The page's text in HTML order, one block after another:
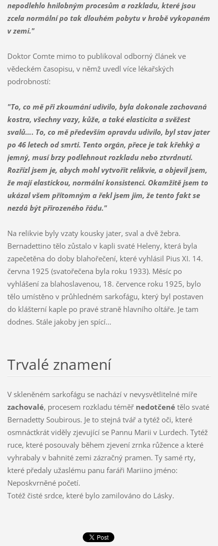
nepodlehlo hnilobným procesům a rozkladu, které jsou
zcela normální po tak dlouhém pobytu v hrobě vykopaném
v zemi."
Doktor Comte mimo to publikoval odborný článek ve
vědeckém časopisu, v němž uvedl více lékařských
podrobností:
"To, co mě při zkoumání udivilo, byla dokonale zachovaná
kostra, všechny vazy, kůže, a také elasticita a svěžest
svalů…. To, co mě především opravdu udivilo, byl stav jater
po 46 letech od smrti. Tento orgán, přece je tak křehký a
jemný, musí brzy podlehnout rozkladu nebo ztvrdnutí.
Rozřízl jsem je, abych mohl vytvořit relikvie, a objevil jsem,
že mají elastickou, normální konsistenci. Okamžitě jsem to
ukázal všem přítomným a řekl jsem jim, že tento fakt se
nezdá být přirozeného řádu."
Na relikvie byly vzaty kousky jater, sval a dvě žebra.
Bernadettino tělo zůstalo v kapli svaté Heleny, která byla
zapečetěna do doby blahořečení, které vyhlásil Pius XI. 14.
června 1925 (svatořečena byla roku 1933). Měsíc po
vyhlášení za blahoslavenou, 18. července roku 1925, bylo
tělo umístěno v průhledném sarkofágu, který byl postaven
do klášterní kaple po pravé straně hlavního oltáře. Je tam
dodnes. Stále jakoby jen spící…
Trvalé znamení
V skleněném sarkofágu se nachází v nevysvětlitelné míře
zachovalé, procesem rozkladu téměř nedotčenétělo svaté
Bernadetty Soubirous. Je to stejná tvář a tytéž oči, které
osmnáctkrát viděly zjevující se Pannu Marii v Lurdech. Tytéž
ruce, které posouvaly během zjevení zrnka růžence a které
vyhrabaly v bahnité zemi zázračný pramen. Ty samé rty,
které předaly užaslému panu faráři Mariino jméno:
Neposkvrněné početí.
Totéž čisté srdce, které bylo zamilováno do Lásky.